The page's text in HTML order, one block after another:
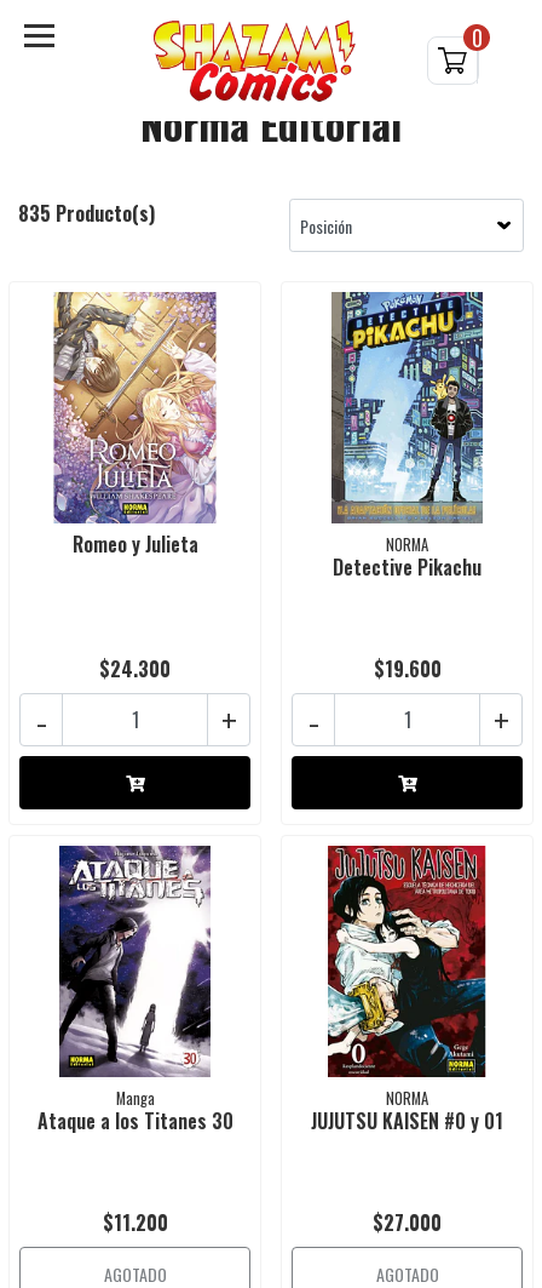
0
Norma Editorial
835 Producto(s)
Romeo y Julieta
$24.300
+
-
NORMA
Detective Pikachu
$19.600
+
-
Manga
Ataque a los Titanes 30
$11.200
AGOTADO
NORMA
JUJUTSU KAISEN #0 y 01
$27.000
AGOTADO